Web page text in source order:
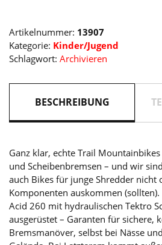
Artikelnummer: 13907
Kategorie: Kinder/Jugend
Schlagwort: Archivieren
BESCHREIBUNG
Ganz klar, echte Trail
und Scheibenbremsen – und wir
auch Bikes für junge Shredder nicht
Komponenten auskommen
Acid 260 mit hydraulischen Tektro
ausgerüstet – Garanten für sichere,
Bremsmanöver, selbst bei Nässe